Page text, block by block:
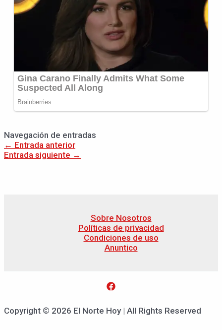
Navegación de entradas
← Entrada anterior
Entrada siguiente →
Sobre Nosotros
Políticas de privacidad
Condiciones de uso
Anuntico
Copyright © 2026 El Norte Hoy | All Rights Reserved